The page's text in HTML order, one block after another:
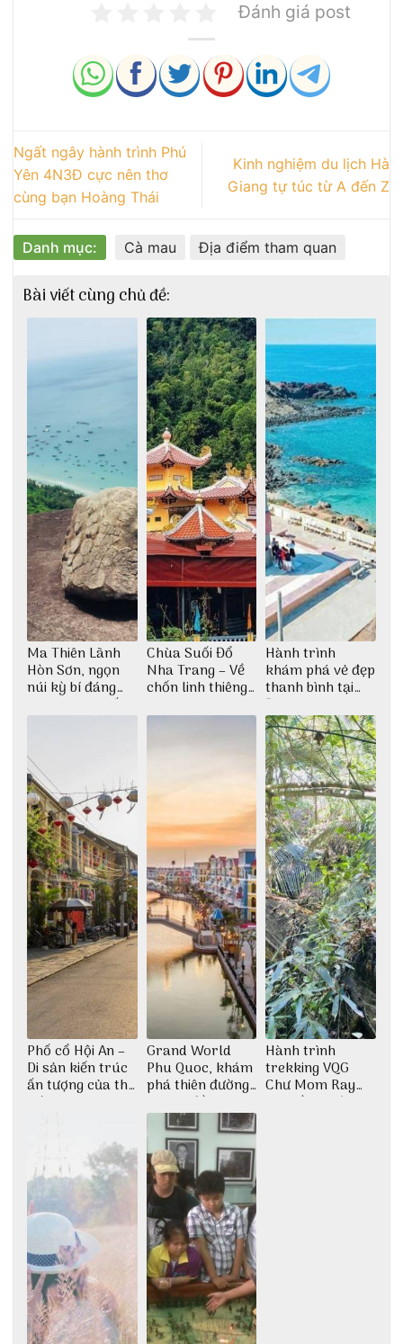
Đánh giá post
Ngất ngây hành trình Phú
Yên 4N3Đ cực nên thơ
cùng bạn Hoàng Thái
Kinh nghiệm du lịch Hà
Giang tự túc từ A đến Z
Danh mục: Cà mau Địa điểm tham quan
Bài viết cùng chủ đề:
Ma Thiên Lãnh
Hòn Sơn, ngọn
núi kỳ bí đáng
khám phá nhất
Chùa Suối Đổ
Nha Trang – Về
chốn linh thiêng
thiền định
Hành trình
khám phá vẻ đẹp
thanh bình tại
Đảo Phú Quý
Phố cổ Hội An –
Di sản kiến trúc
ấn tượng của thế
giới
Grand World
Phu Quoc, khám
phá thiên đường
giải trí đầy sôi
động
Hành trình
trekking VQG
Chư Mom Ray
tìm về núi rừng